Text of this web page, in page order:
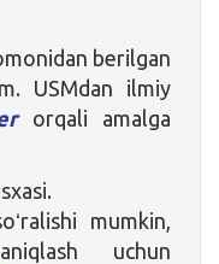
berilgan
USMdan ilmiy
orqali amalga
mumkin,
uchun